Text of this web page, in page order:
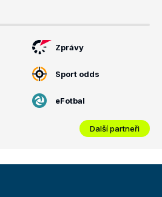
Zprávy
Sport odds
eFotbal
Další partneři